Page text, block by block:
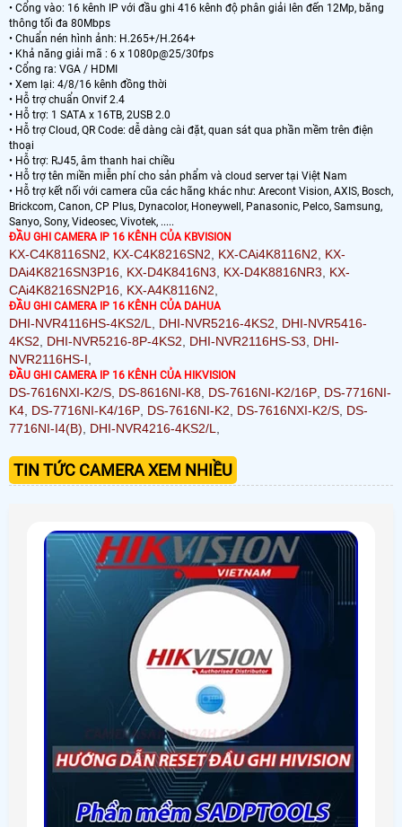
• Cổng vào: 16 kênh IP với đầu ghi 416 kênh độ phân giải lên đến 12Mp, băng
thông tối đa 80Mbps
• Chuẩn nén hình ảnh: H.265+/H.264+
• Khả năng giải mã : 6 x 1080p@25/30fps
• Cổng ra: VGA / HDMI
• Xem lại: 4/8/16 kênh đồng thời
• Hỗ trợ chuẩn Onvif 2.4
• Hỗ trợ: 1 SATA x 16TB, 2USB 2.0
• Hỗ trợ Cloud, QR Code: dễ dàng cài đặt, quan sát qua phần mềm trên điện
thoại
• Hỗ trợ: RJ45, âm thanh hai chiều
• Hỗ trợ tên miền miễn phí cho sản phẩm và cloud server tại Việt Nam
• Hỗ trợ kết nối với camera cũa các hãng khác như: Arecont Vision, AXIS, Bosch,
Brickcom, Canon, CP Plus, Dynacolor, Honeywell, Panasonic, Pelco, Samsung,
Sanyo, Sony, Videosec, Vivotek, .....
ĐẦU GHI CAMERA IP 16 KÊNH CỦA KBVISION
KX-C4K8116SN2 KX-C4K8216SN2 KX-CAi4K8116N2
KX-
DAi4K8216SN3P16 KX-D4K8416N3 KX-D4K8816NR3
KX-
CAi4K8216SN2P16 KX-A4K8116N2
ĐẦU GHI CAMERA IP 16 KÊNH CỦA DAHUA
DHI-NVR4116HS-4KS2/L DHI-NVR5216-4KS2
DHI-NVR5416-
4KS2
DHI-NVR5216-8P-4KS2 DHI-NVR2116HS-S3
DHI-
NVR2116HS-I
ĐẦU GHI CAMERA IP 16 KÊNH CỦA HIKVISION
DS-7616NXI-K2/S DS-8616NI-K8 DS-7616NI-K2/16P DS-7716NI-
K4 DS-7716NI-K4/16P DS-7616NI-K2 DS-7616NXI-K2/S DS-
7716NI-I4(B)
DHI-NVR4216-4KS2/L
TIN TỨC CAMERA XEM NHIỀU